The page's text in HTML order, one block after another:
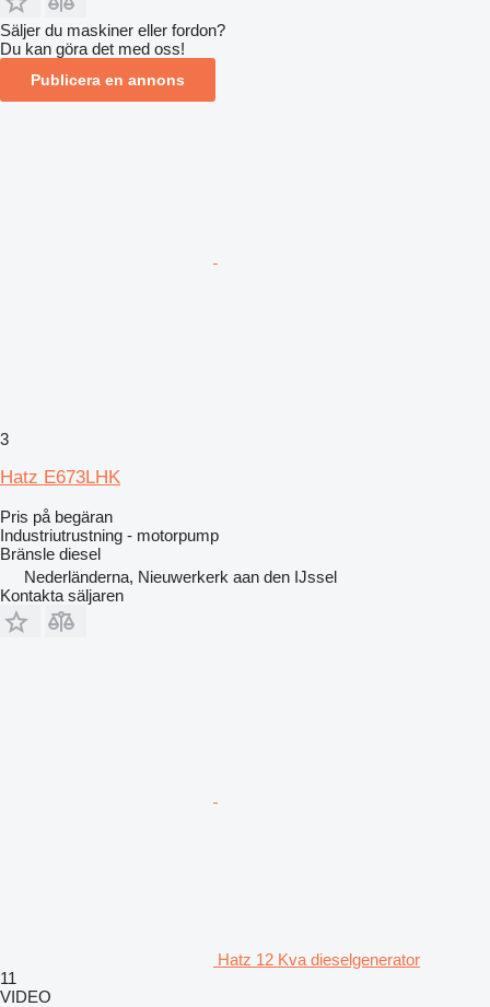
Säljer du maskiner eller fordon?
Du kan göra det med oss!
Publicera en annons
3
Hatz E673LHK
Pris på begäran
Industriutrustning - motorpump
Bränsle diesel
Nederländerna, Nieuwerkerk aan den IJssel
Kontakta säljaren
Hatz 12 Kva dieselgenerator
11
VIDEO